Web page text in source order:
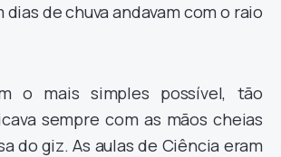
de chuva andavam com o raio
o mais simples possível, tão
sempre com as mãos cheias
do giz. As aulas de Ciência eram